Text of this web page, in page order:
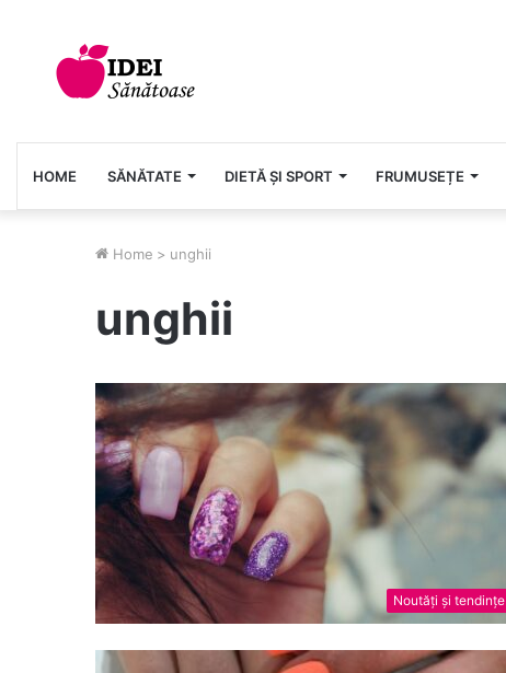
HOME SĂNĂTATE DIETĂ ȘI SPORT FRUMUSEȚE
Home > unghii
unghii
Noutăți și tendințe